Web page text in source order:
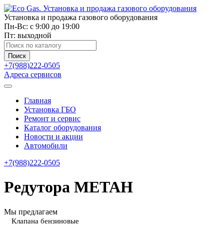
Установка и продажа газового оборудования
Пн-Вс: с 9:00 до 19:00
Пт: выходной
Поиск
товаров
Поиск
+7(988)222-0505
Адреса сервисов
Главная
Установка ГБО
Ремонт и сервис
Каталог оборудования
Новости и акции
Автомобили
+7(988)222-0505
Редутора МЕТАН
Мы предлагаем
Клапана бензиновые